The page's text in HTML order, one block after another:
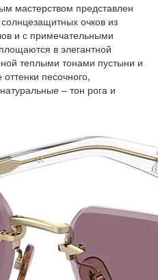
мастерством представлен
очков из
и с примечательными
в элегантной
теплыми тонами пустыни и
песочного,
– тон рога и